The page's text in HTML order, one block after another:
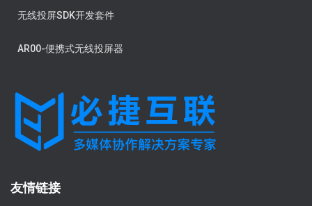
无线投屏SDK开发套件
AR00-便携式无线投屏器
友情链接